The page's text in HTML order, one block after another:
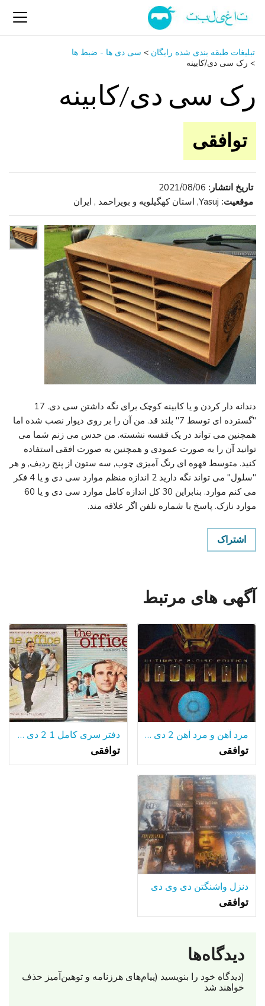
تبلیغات طبقه بندی شده رایگان > سی ‌دی ‌ها - ضبط‌ ها
> رک سی دی/کابینه
رک سی دی/کابینه
توافقی
تاریخ انتشار: 2021/08/06
موقعیت: Yasuj, استان کهگیلویه و بویراحمد , ایران
دندانه دار کردن و یا کابینه کوچک برای نگه داشتن سی دی. 17
"گسترده ای توسط 7" بلند قد. من آن را بر روی دیوار نصب شده اما
همچنین می تواند در یک قفسه نشسته. من حدس می زنم شما می
توانید آن را به صورت عمودی و همچنین به صورت افقی استفاده
کنید. متوسط قهوه ای رنگ آمیزی چوب, سه ستون از پنج ردیف, و هر
"سلول" می تواند نگه دارید 2 اندازه منظم موارد سی دی و یا 4 فکر
می کنم موارد. بنابراین 30 کل اندازه کامل موارد سی دی و یا 60
موارد نازک. پاسخ با شماره تلفن اگر علاقه مند.
اشتراک
آگهی های مرتبط
مرد آهن و مرد آهن 2 دی وی دی عریض
توافقی
دفتر سری کامل 1 2 دی وی دی تمیز مانند-نسخه جدید آمریکا
توافقی
دنزل واشنگتن دی وی دی
توافقی
دیدگاه‌ها
(دیدگاه خود را بنویسید (پیام‌های هرزنامه‌ و توهین‌آمیز حذف
خواهند شد